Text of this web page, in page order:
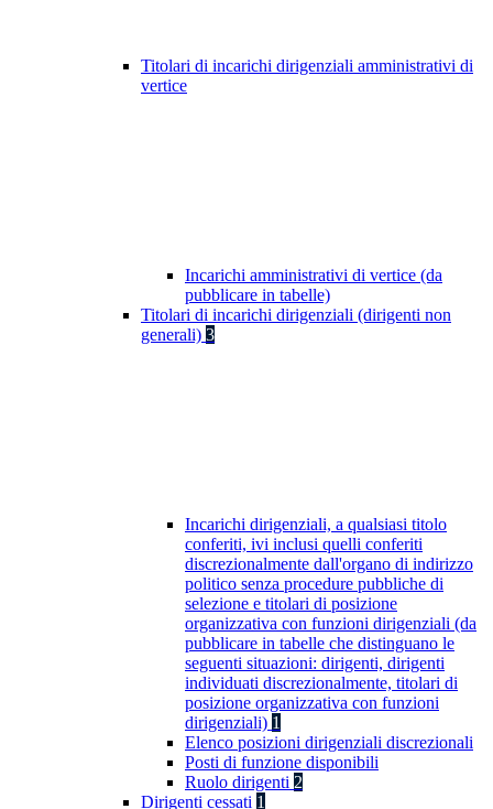
Titolari di incarichi dirigenziali amministrativi di
vertice
Incarichi amministrativi di vertice (da
pubblicare in tabelle)
Titolari di incarichi dirigenziali (dirigenti non
generali) 3
Incarichi dirigenziali, a qualsiasi titolo
conferiti, ivi inclusi quelli conferiti
discrezionalmente dall'organo di indirizzo
politico senza procedure pubbliche di
selezione e titolari di posizione
organizzativa con funzioni dirigenziali (da
pubblicare in tabelle che distinguano le
seguenti situazioni: dirigenti, dirigenti
individuati discrezionalmente, titolari di
posizione organizzativa con funzioni
dirigenziali) 1
Elenco posizioni dirigenziali discrezionali
Posti di funzione disponibili
Ruolo dirigenti 2
Dirigenti cessati 1